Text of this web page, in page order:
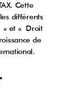
Cette
différents
» et « Droit
de